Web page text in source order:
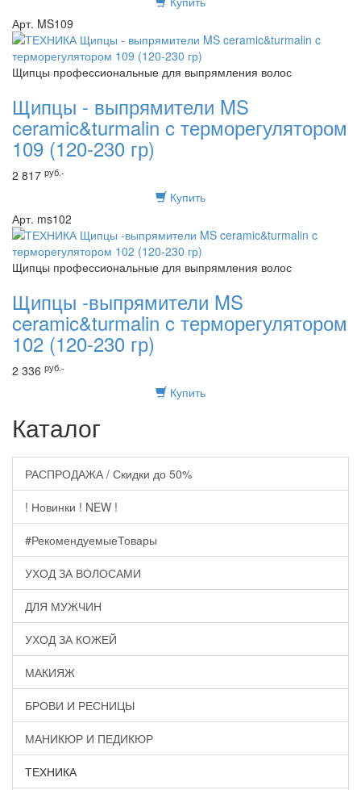
Арт. MS109
Щипцы профессиональные для выпрямления волос
Щипцы - выпрямители MS
ceramic&turmalin c терморегулятором
109 (120-230 гр)
2 817 руб.-
Купить
Арт. ms102
Щипцы профессиональные для выпрямления волос
Щипцы -выпрямители MS
ceramic&turmalin c терморегулятором
102 (120-230 гр)
2 336 руб.-
Купить
Каталог
РАСПРОДАЖА / Скидки до 50%
! Новинки ! NEW !
#РекомендуемыеТовары
УХОД ЗА ВОЛОСАМИ
ДЛЯ МУЖЧИН
УХОД ЗА КОЖЕЙ
МАКИЯЖ
БРОВИ И РЕСНИЦЫ
МАНИКЮР И ПЕДИКЮР
ТЕХНИКА